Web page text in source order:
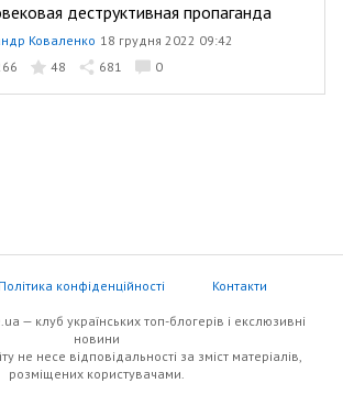
деструктивная пропаганда
Коваленко 18 грудня 2022 09:42
48 681 0
Політика конфіденційності Контакти
— клуб українських топ-блогерів i екслюзивнi
новини
не несе відповідальності за зміст матеріалів,
розміщених користувачами.